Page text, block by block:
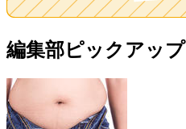
編集部ピックアップ